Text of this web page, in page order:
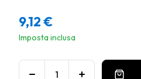
9,12€
Imposta inclusa